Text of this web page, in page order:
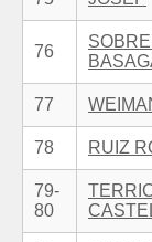
76
77
78 RUIZ
79-
80